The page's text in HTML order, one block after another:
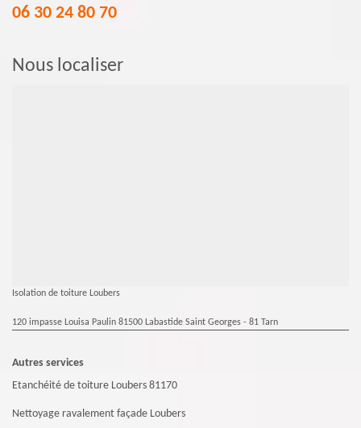
06 30 24 80 70
Nous localiser
Isolation de toiture Loubers
120 impasse Louisa Paulin 81500 Labastide Saint Georges - 81 Tarn
Autres services
Etanchéité de toiture Loubers 81170
Nettoyage ravalement façade Loubers